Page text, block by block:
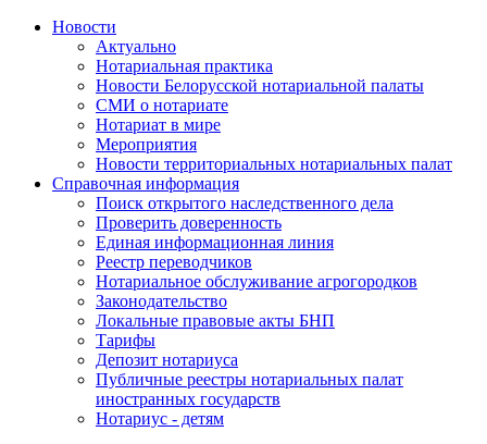
Новости
Актуально
Нотариальная практика
Новости Белорусской нотариальной палаты
СМИ о нотариате
Нотариат в мире
Мероприятия
Новости территориальных нотариальных палат
Справочная информация
Поиск открытого наследственного дела
Проверить доверенность
Единая информационная линия
Реестр переводчиков
Нотариальное обслуживание агрогородков
Законодательство
Локальные правовые акты БНП
Тарифы
Депозит нотариуса
Публичные реестры нотариальных палат
иностранных государств
Нотариус - детям